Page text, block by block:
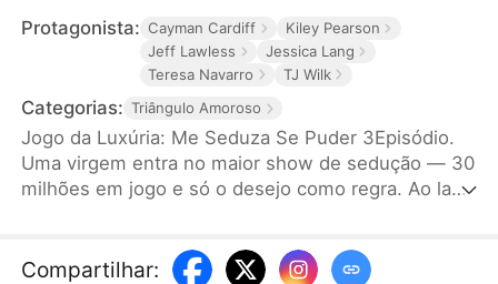
Protagonista: Cayman Cardiff
Kiley Pearson
Jeff Lawless
Jessica Lang
Teresa Navarro
TJ Wilk
Categorias: Triângulo Amoroso
Jogo da Luxúria: Me Seduza Se Puder 3Episódio.
Uma virgem entra no maior show de sedução — 30
milhões em jogo e só o desejo como regra. Ao lado
da tentação. Para vencer, terá que arriscar sua
Compartilhar: